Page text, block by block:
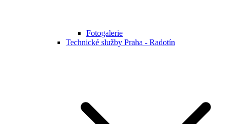
Fotogalerie
Technické služby Praha - Radotín